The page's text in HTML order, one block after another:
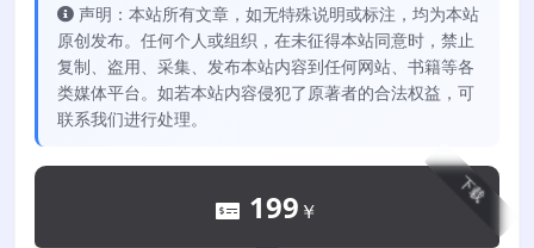
声明：本站所有文章，如无特殊说明或标注，均为本站
原创发布。任何个人或组织，在未征得本站同意时，禁止
复制、盗用、采集、发布本站内容到任何网站、书籍等各
类媒体平台。如若本站内容侵犯了原著者的合法权益，可
联系我们进行处理。
下载
199 ￥